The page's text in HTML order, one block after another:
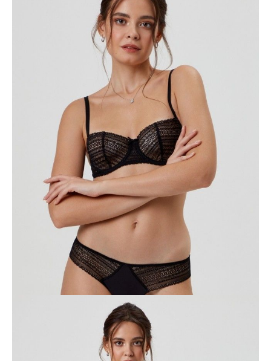
darmowa od 99 zł
czas dostawy: 1-2 dni robocze
Paczkomaty InPost 24/7,darmowa od 50 zł
czas dostawy: 1-2 dni robocze
w sklepie Conte (Łodz)
pn.- czw. 8:00 - 16:00, pt. 8:00 - 14:00
Biustonosz balkonetka z miękkimi miseczkami Vintage RB6089
wykonany jest z koronki o ażurowym ozdobnym wzorze. Nowoczesny
wygląd, perfekcyjne dopasowanie i lekkość konstrukcji to znak
rozpoznawczy tego modelu.
Cechy modelu:
• balkonetka,
• miękka miseczka z przegubem pionowym,
• z fiszbinami,
• boczna część miseczki z nieelastyczną podszewką,
• ażurowa koronka z ozdobnym wzorem,
• regulowane ramiączka,
• zmysłowa bielizna, którą pokochasz od pierwszego dnia.
1009011020360012
poliamid 85%; elastan 15%
Udostępnij produkt
Podmiot odpowiedzialny
EuroTrade Tex Sp z o.o.
91-341, Łódź, Polska
Ten produkt nie ma pytań Możesz zadać pytanie, klikając przycisk